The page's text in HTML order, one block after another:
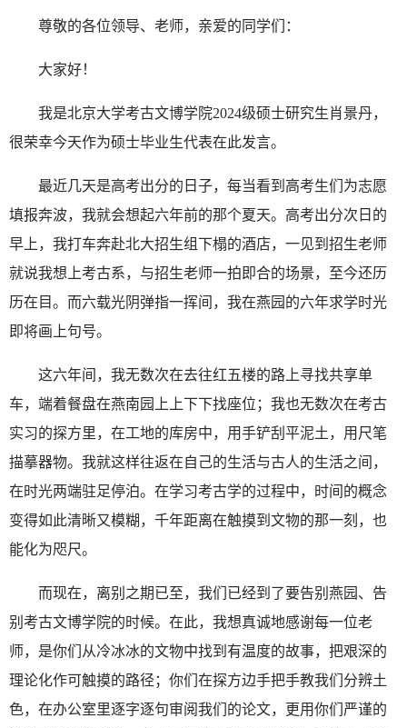
尊敬的各位领导、老师，亲爱的同学们：
大家好！
我是北京大学考古文博学院2024级硕士研究生肖景丹，
很荣幸今天作为硕士毕业生代表在此发言。
最近几天是高考出分的日子，每当看到高考生们为志愿
填报奔波，我就会想起六年前的那个夏天。高考出分次日的
早上，我打车奔赴北大招生组下榻的酒店，一见到招生老师
就说我想上考古系，与招生老师一拍即合的场景，至今还历
历在目。而六载光阴弹指一挥间，我在燕园的六年求学时光
即将画上句号。
这六年间，我无数次在去往红五楼的路上寻找共享单
车，端着餐盘在燕南园上上下下找座位；我也无数次在考古
实习的探方里，在工地的库房中，用手铲刮平泥土，用尺笔
描摹器物。我就这样往返在自己的生活与古人的生活之间，
在时光两端驻足停泊。在学习考古学的过程中，时间的概念
变得如此清晰又模糊，千年距离在触摸到文物的那一刻，也
能化为咫尺。
而现在，离别之期已至，我们已经到了要告别燕园、告
别考古文博学院的时候。在此，我想真诚地感谢每一位老
师，是你们从冷冰冰的文物中找到有温度的故事，把艰深的
理论化作可触摸的路径；你们在探方边手把手教我们分辨土
色，在办公室里逐字逐句审阅我们的论文，更用你们严谨的